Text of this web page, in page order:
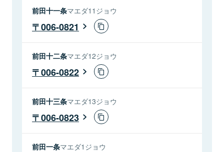
前田十一条マエダ11ジョウ
006-0821
前田十二条マエダ12ジョウ
006-0822
前田十三条マエダ13ジョウ
006-0823
前田一条マエダ1ジョウ